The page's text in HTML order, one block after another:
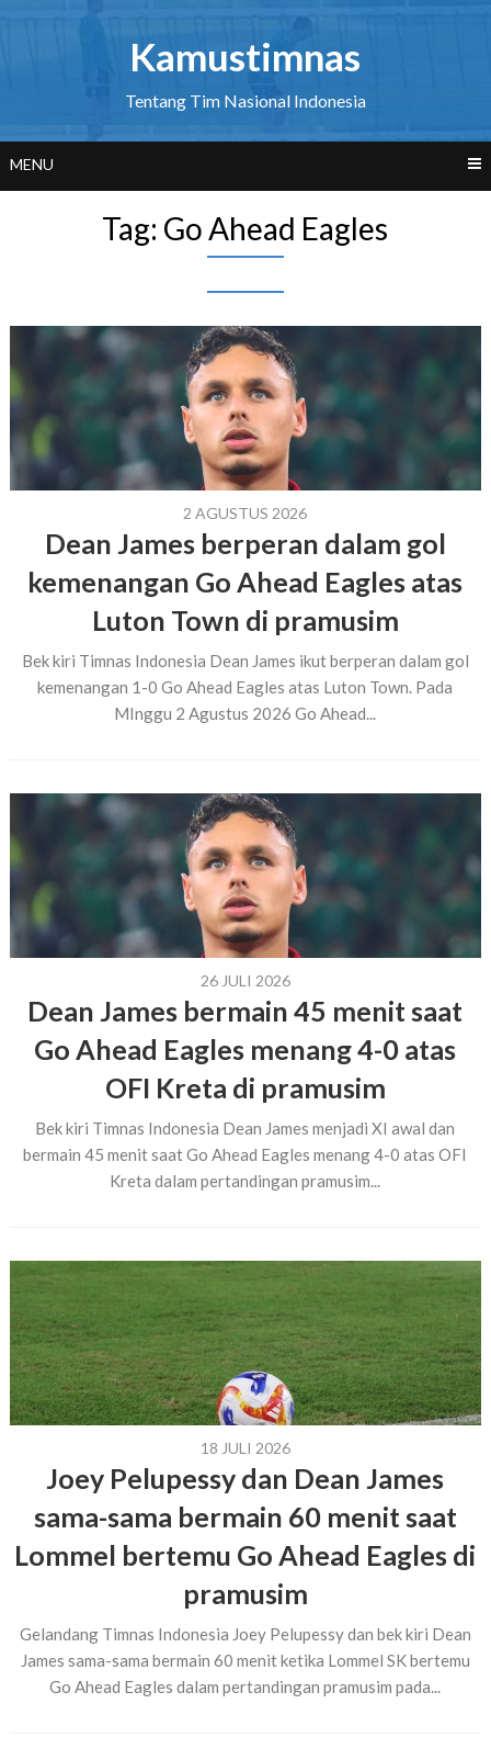
Kamustimnas
Tentang Tim Nasional Indonesia
MENU
Tag: Go Ahead Eagles
2 AGUSTUS 2026
Dean James berperan dalam gol
kemenangan Go Ahead Eagles atas
Luton Town di pramusim
Bek kiri Timnas Indonesia Dean James ikut berperan dalam gol
kemenangan 1-0 Go Ahead Eagles atas Luton Town. Pada
MInggu 2 Agustus 2026 Go Ahead...
26 JULI 2026
Dean James bermain 45 menit saat
Go Ahead Eagles menang 4-0 atas
OFI Kreta di pramusim
Bek kiri Timnas Indonesia Dean James menjadi XI awal dan
bermain 45 menit saat Go Ahead Eagles menang 4-0 atas OFI
Kreta dalam pertandingan pramusim...
18 JULI 2026
Joey Pelupessy dan Dean James
sama-sama bermain 60 menit saat
Lommel bertemu Go Ahead Eagles di
pramusim
Gelandang Timnas Indonesia Joey Pelupessy dan bek kiri Dean
James sama-sama bermain 60 menit ketika Lommel SK bertemu
Go Ahead Eagles dalam pertandingan pramusim pada...